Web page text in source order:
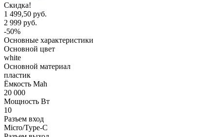
Скидка!
1 499,50 руб.
2 999 руб.
-50%
Основные характеристики
Основной цвет
white
Основной материал
пластик
Ёмкость Mah
20 000
Мощность Вт
10
Разъем вход
Micro/Type-C